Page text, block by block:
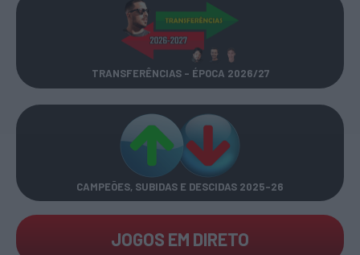
TRANSFERÊNCIAS - ÉPOCA 2026/27
CAMPEÕES, SUBIDAS E DESCIDAS 2025-26
JOGOS EM DIRETO